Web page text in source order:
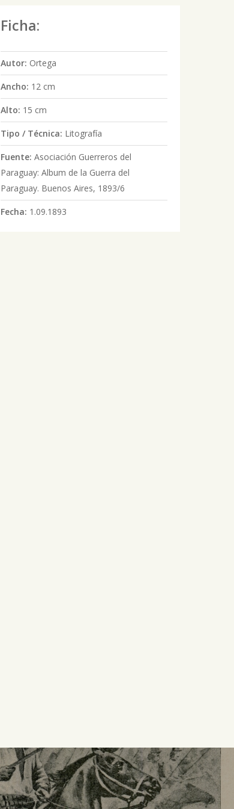
Ficha:
Autor: Ortega
Ancho: 12 cm
Alto: 15 cm
Tipo / Técnica: Litografía
Fuente: Asociación Guerreros del
Paraguay: Album de la Guerra del
Paraguay. Buenos Aires, 1893/6
Fecha: 1.09.1893